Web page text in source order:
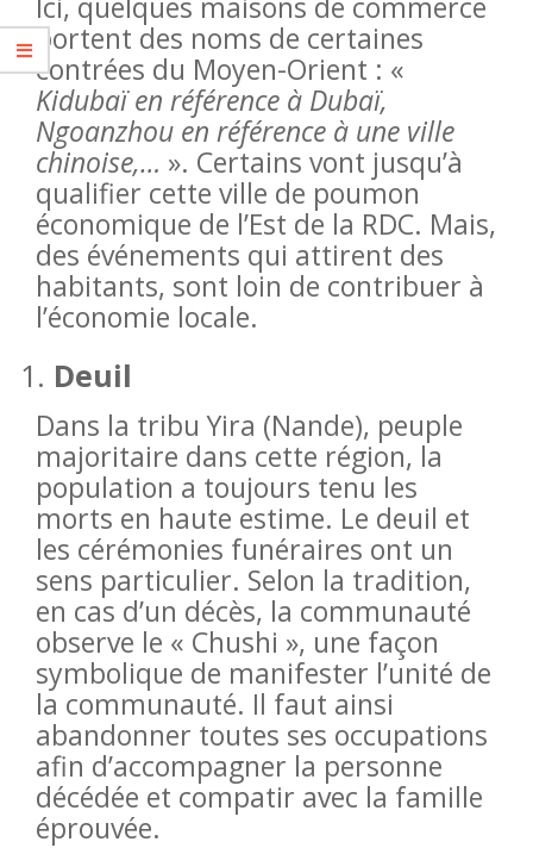
portent des noms de certaines
contrées du Moyen-Orient : «
Kidubaï en référence à Dubaï,
Ngoanzhou en référence à une ville
chinoise,… ». Certains vont jusqu’à
qualifier cette ville de poumon
économique de l’Est de la RDC. Mais,
des événements qui attirent des
habitants, sont loin de contribuer à
l’économie locale.
Deuil
Dans la tribu Yira (Nande), peuple
majoritaire dans cette région, la
population a toujours tenu les
morts en haute estime. Le deuil et
les cérémonies funéraires ont un
sens particulier. Selon la tradition,
en cas d’un décès, la communauté
observe le « Chushi », une façon
symbolique de manifester l’unité de
la communauté. Il faut ainsi
abandonner toutes ses occupations
afin d’accompagner la personne
décédée et compatir avec la famille
éprouvée.